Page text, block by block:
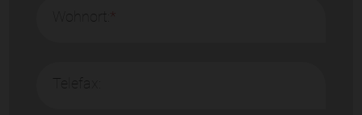
Wohnort: *
Telefax: